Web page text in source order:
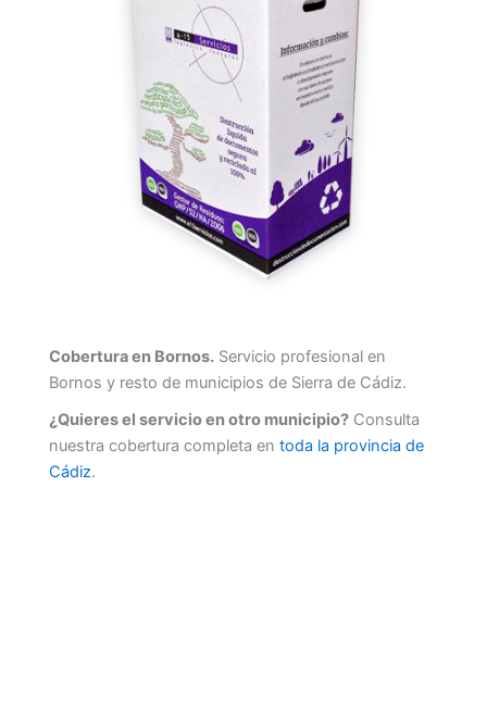
Cobertura en Bornos. Servicio profesional en
Bornos y resto de municipios de Sierra de Cádiz.
¿Quieres el servicio en otro municipio? Consulta
nuestra cobertura completa en toda la provincia de
Cádiz.